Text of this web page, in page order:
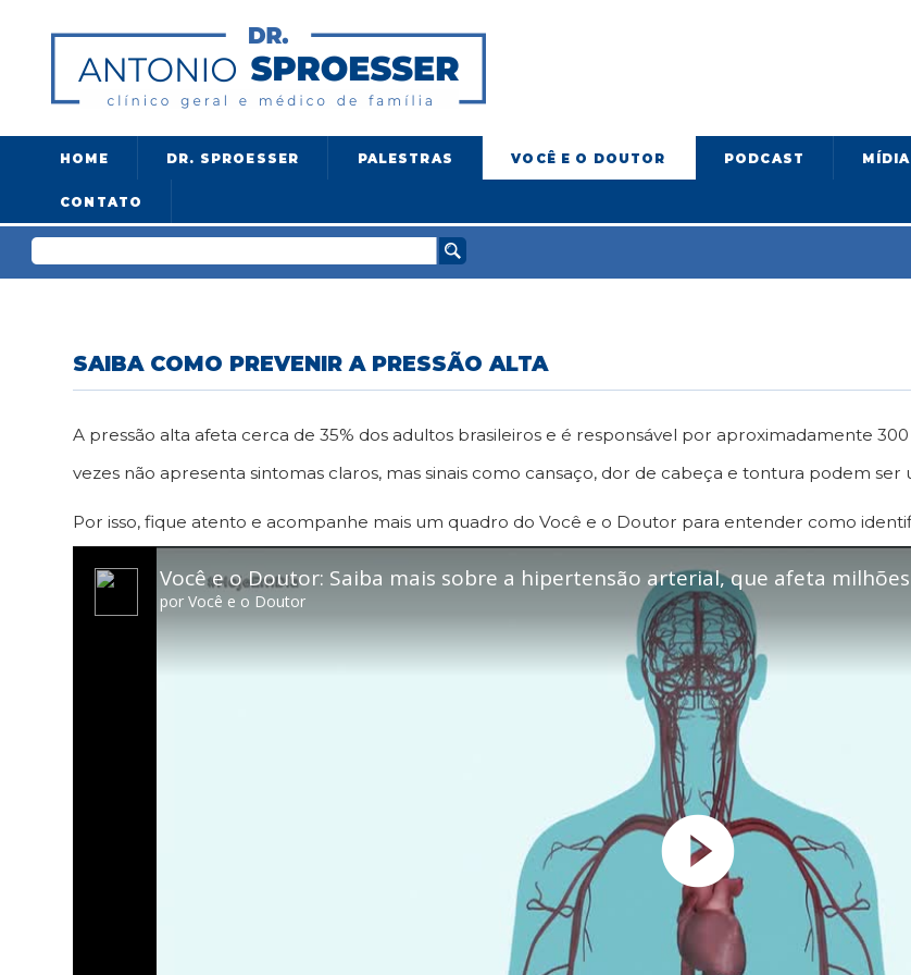
HOME DR. SPROESSER PALESTRAS VOCÊ E O DOUTOR PODCAST MÍDIA
CONTATO
SAIBA COMO PREVENIR A PRESSÃO ALTA
A pressão alta afeta cerca de 35% dos adultos brasileiros e é responsável por aproximadamente
vezes não apresenta sintomas claros, mas sinais como cansaço, dor de cabeça e tontura podem ser
Por isso, fique atento e acompanhe mais um quadro do Você e o Doutor para entender como